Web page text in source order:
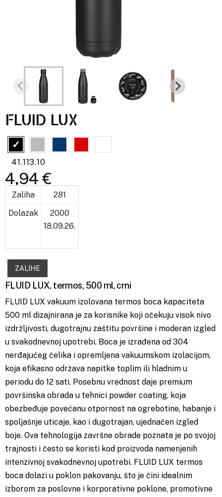
FLUID LUX
41.113.10
4,94 €
Zaliha
281
Dolazak
2000
18.09.26.
ZALIHE
FLUID LUX, termos, 500 ml, crni
FLUID LUX vakuum izolovana termos boca kapaciteta
500 ml dizajnirana je za korisnike koji očekuju visok nivo
izdržljivosti, dugotrajnu zaštitu površine i moderan izgled
u svakodnevnoj upotrebi. Boca je izrađena od 304
nerđajućeg čelika i opremljena vakuumskom izolacijom,
koja efikasno održava napitke toplim ili hladnim u
periodu do 12 sati. Posebnu vrednost daje premium
površinska obrada u tehnici powder coating, koja
obezbeđuje povećanu otpornost na ogrebotine, habanje i
spoljašnje uticaje, kao i dugotrajan, ujednačen izgled
boje. Ova tehnologija završne obrade poznata je po svojoj
trajnosti i često se koristi kod proizvoda namenjenih
intenzivnoj svakodnevnoj upotrebi. FLUID LUX termos
boca dolazi u poklon pakovanju, što je čini idealnim
izborom za poslovne i korporativne poklone, promotivne